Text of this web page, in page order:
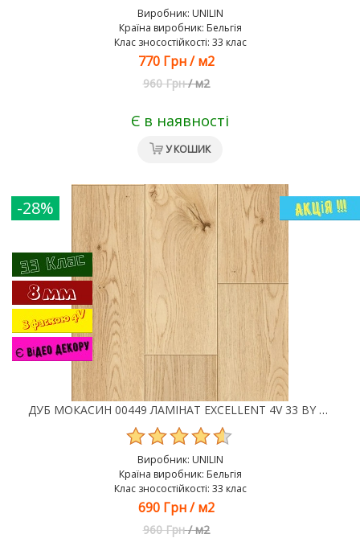
Виробник: UNILIN
Країна виробник: Бельгія
Клас зносостійкості: 33 клас
770 Грн /м2
960 Грн /м2
Є в наявності
У КОШИК
ДУБ МОКАСИН 00449 ЛАМІНАТ EXCELLENT 4V 33 BY BALTERIO, 33 КЛАС, 8 ММ
Виробник: UNILIN
Країна виробник: Бельгія
Клас зносостійкості: 33 клас
-28%
690 Грн /м2
960 Грн /м2